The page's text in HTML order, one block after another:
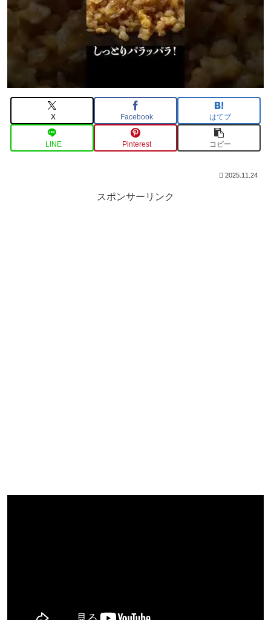
X Facebook はてブ
LINE Pinterest コピー
2025.11.24
スポンサーリンク